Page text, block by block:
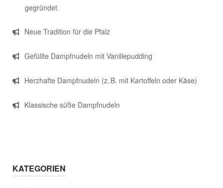
gegründet
Neue Tradition für die Pfalz
Gefüllte Dampfnudeln mit Vanillepudding
Herzhafte Dampfnudeln (z. B. mit Kartoffeln oder Käse)
Klassische süße Dampfnudeln
KATEGORIEN